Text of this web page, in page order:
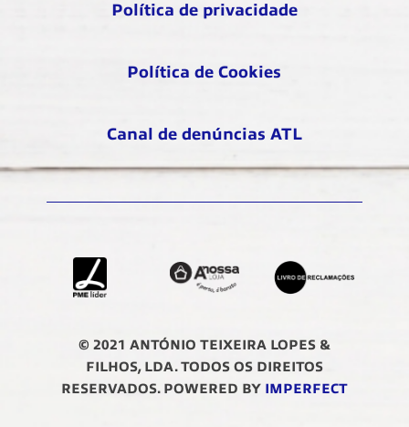
Política de privacidade
Política de Cookies
Canal de denúncias ATL
© 2021 ANTÓNIO TEIXEIRA LOPES &
FILHOS, LDA. TODOS OS DIREITOS
RESERVADOS. POWERED BY IMPERFECT